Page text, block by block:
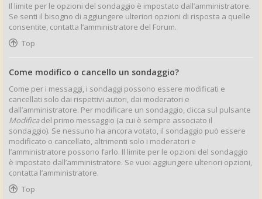
Il limite per le opzioni del sondaggio è impostato dall’amministratore.
Se senti il bisogno di aggiungere ulteriori opzioni di risposta a quelle
consentite, contatta l’amministratore del Forum.
Top
Come modifico o cancello un sondaggio?
Come per i messaggi, i sondaggi possono essere modificati e
cancellati solo dai rispettivi autori, dai moderatori e
dall’amministratore. Per modificare un sondaggio, clicca sul pulsante
Modificadel primo messaggio (a cui è sempre associato il
sondaggio). Se nessuno ha ancora votato, il sondaggio può essere
modificato o cancellato, altrimenti solo i moderatori e
l’amministratore possono farlo. Il limite per le opzioni del sondaggio
è impostato dall’amministratore. Se vuoi aggiungere ulteriori opzioni,
contatta l’amministratore.
Top